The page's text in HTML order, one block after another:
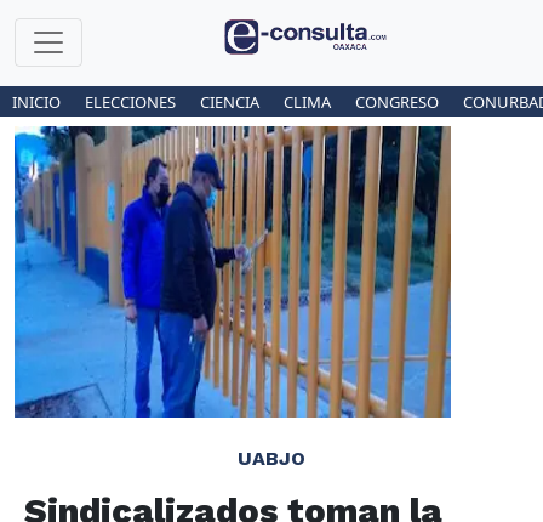
INICIO ELECCIONES CIENCIA CLIMA CONGRESO
UABJO
Sindicalizados toman la